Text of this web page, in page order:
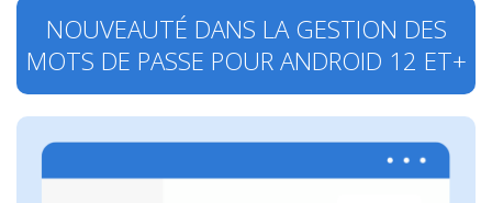
NOUVEAUTÉ DANS LA GESTION DES
MOTS DE PASSE POUR ANDROID 12 ET+